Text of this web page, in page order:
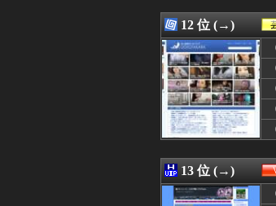
08/07 00:03
08/07 00:03
08/07 00:03
08/07 00:03
08/07 00:03
08/07 00:03
08/07 00:02
08/07 00:02
08/07 00:02
08/07 00:01
08/07 00:01
08/07 00:01
12 位 (→)
13 位 (→)